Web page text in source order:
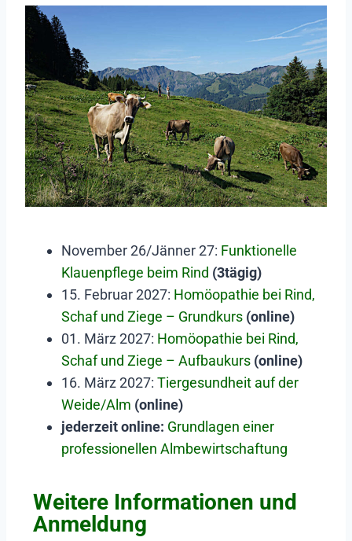
November 26/Jänner 27: Funktionelle
Klauenpflege beim Rind (3tägig)
15. Februar 2027: Homöopathie bei Rind,
Schaf und Ziege – Grundkurs (online)
01. März 2027: Homöopathie bei Rind,
Schaf und Ziege – Aufbaukurs (online)
16. März 2027: Tiergesundheit auf der
Weide/Alm (online)
jederzeit online: Grundlagen einer
professionellen Almbewirtschaftung
Weitere Informationen und
Anmeldung